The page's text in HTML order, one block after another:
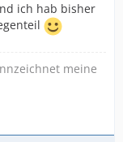
ich hab bisher
meine